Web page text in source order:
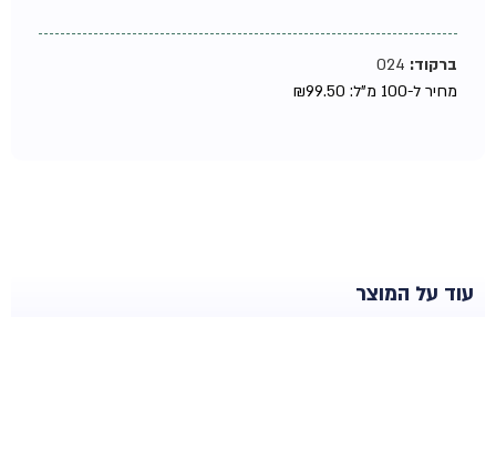
ברקוד:024
מחיר ל-100 מ"ל:
₪99.50
עוד על המוצר